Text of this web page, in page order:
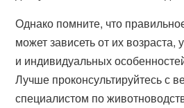
Однако помните, что
может зависеть от их
и индивидуальных
Лучше проконсультируйтесь с
специалистом по